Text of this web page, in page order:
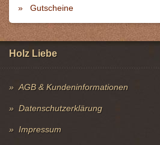
Gutscheine
Holz Liebe
AGB & Kundeninformationen
Datenschutzerklärung
Impressum